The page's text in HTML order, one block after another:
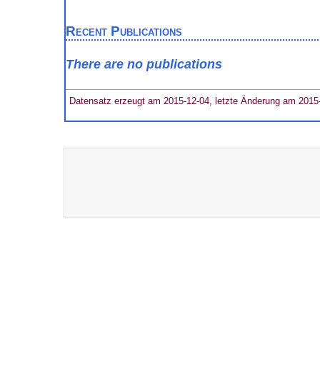
Recent Publications
There are no publications
Datensatz erzeugt am 2015-12-04, letzte Änderung am